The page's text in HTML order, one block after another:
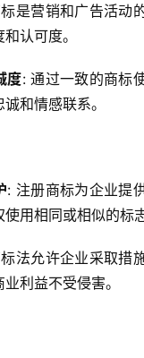
是营销和广告活动
认可度。
度: 通过一致的商标
和情感联系。
: 注册商标为企业提
用相同或相似的标志
法允许企业采取措
利益不受侵害。